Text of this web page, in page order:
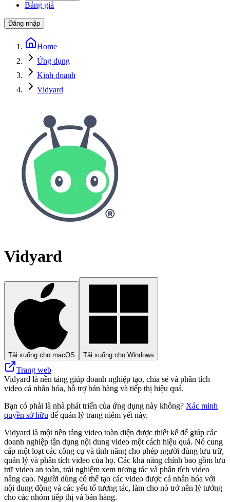
Bảng giá
Đăng nhập
Home
Ứng dụng
Kinh doanh
Vidyard
Vidyard
Tải xuống cho macOS Tải xuống cho Windows
Trang web
Vidyard là nền tảng giúp doanh nghiệp tạo, chia sẻ và phân tích
video cá nhân hóa, hỗ trợ bán hàng và tiếp thị hiệu quả.
Bạn có phải là nhà phát triển của ứng dụng này không? Xác minh
quyền sở hữu để quản lý trang niêm yết này.
Vidyard là một nền tảng video toàn diện được thiết kế để giúp các
doanh nghiệp tận dụng nội dung video một cách hiệu quả. Nó cung
cấp một loạt các công cụ và tính năng cho phép người dùng lưu trữ,
quản lý và phân tích video của họ. Các khả năng chính bao gồm lưu
trữ video an toàn, trải nghiệm xem tương tác và phân tích video
nâng cao. Người dùng có thể tạo các video được cá nhân hóa với
nội dung động và các yếu tố tương tác, làm cho nó trở nên lý tưởng
cho các nhóm tiếp thị và bán hàng.